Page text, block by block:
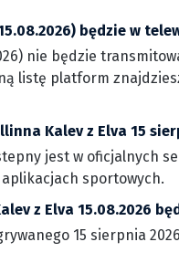
będzie w
nie będzie
listę platform
Kalev z Elva 15
jest w oficjalnych
sportowych.
z Elva 15.08.2026
15 sierpnia